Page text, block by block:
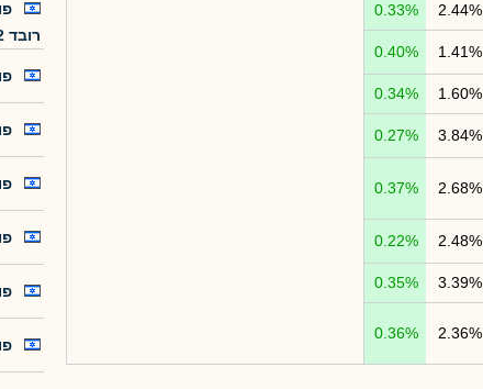
2.44%
0.33%
1.41%
0.40%
1.60%
0.34%
3.84%
0.27%
2.68%
0.37%
2.48%
0.22%
3.39%
0.35%
2.36%
0.36%
רובד 2-רמ